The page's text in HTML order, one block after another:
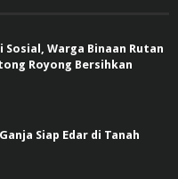
Warga Binaan Rutan
Royong Bersihkan
Siap Edar di Tanah